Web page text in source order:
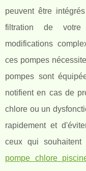
peuvent être
filtration de
modifications
ces pompes
pompes sont
notifient en cas de
chlore ou un
rapidement et
ceux qui souhaitent
pompe chlore